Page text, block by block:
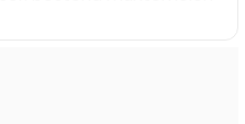
bu yönde. Batıda
1-2 maç verir belki, ama
sonuna doğru CP3 vitesi